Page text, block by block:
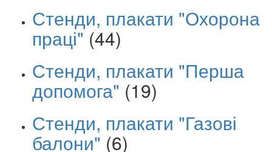
Стенди, плакати "Охорона
праці" (44)
Стенди, плакати "Перша
допомога" (19)
Стенди, плакати "Газові
балони" (6)